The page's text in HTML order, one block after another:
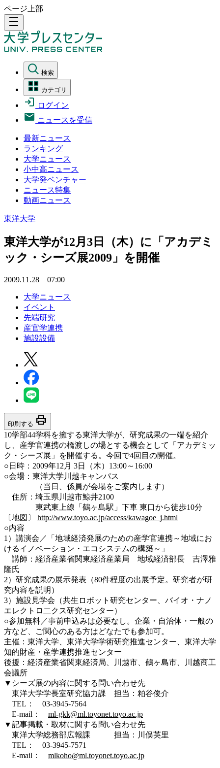
ページ上部
density_medium
検索
カテゴリ
ログイン
ニュースを受信
最新ニュース
ランキング
大学ニュース
小中高ニュース
大学発ベンチャー
ニュース特集
動画ニュース
東洋大学
東洋大学が12月3日（木）に「アカデミ
ック・シーズ展2009」を開催
2009.11.28 07:00
大学ニュース
イベント
先端研究
産官学連携
施設設備
印刷する print
10学部44学科を擁する東洋大学が、研究成果の一端を紹介
し、産学官連携の橋渡しの場とする機会として「アカデミッ
ク・シーズ展」を開催する。今回で4回目の開催。
○日時：2009年12月 3日（木）13:00～16:00
○会場：東洋大学川越キャンパス
（当日、係員が会場をご案内します）
住所：埼玉県川越市鯨井2100
東武東上線「鶴ヶ島駅」下車 東口から徒歩10分
〔地図〕 http://www.toyo.ac.jp/access/kawagoe_j.html
○内容
1）講演会／「地域経済発展のための産学官連携～地域にお
けるイノベーション・エコシステムの構築～」
講師：経済産業省関東経済産業局 地域経済部長 吉澤雅
隆氏
2）研究成果の展示発表（80件程度の出展予定。研究者が研
究内容を説明）
3）施設見学会（共生ロボット研究センター、バイオ・ナノ
エレクトロ二クス研究センター）
○参加無料／事前申込みは必要なし。企業・自治体・一般の
方など、ご関心のある方はどなたでも参加可。
主催：東洋大学、東洋大学学術研究推進センター、東洋大学
知的財産・産学連携推進センター
後援：経済産業省関東経済局、川越市、鶴ヶ島市、川越商工
会議所
▼シーズ展の内容に関する問い合わせ先
東洋大学学長室研究協力課 担当：粕谷俊介
TEL： 03-3945-7564
E-mail： ml-gkk@ml.toyonet.toyo.ac.jp
▼記事掲載・取材に関する問い合わせ先
東洋大学総務部広報課 担当：川俣英里
TEL： 03-3945-7571
E-mail： mlkoho@ml.toyonet.toyo.ac.jp